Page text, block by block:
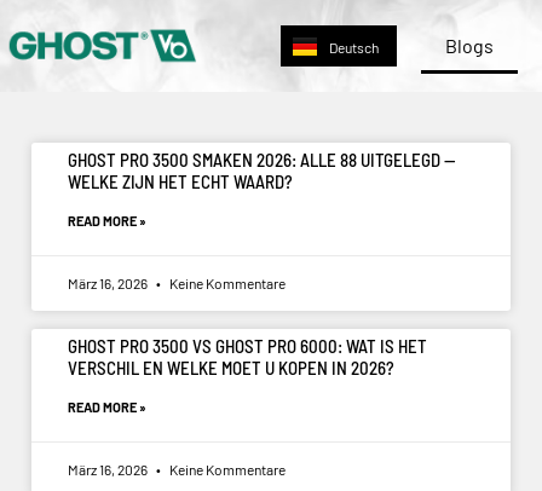
Deutsch
Nederlands Blogs
GHOST PRO 3500 SMAKEN 2026: ALLE 88 UITGELEGD —
WELKE ZIJN HET ECHT WAARD?
READ MORE »
März 16, 2026 Keine Kommentare
GHOST PRO 3500 VS GHOST PRO 6000: WAT IS HET
VERSCHIL EN WELKE MOET U KOPEN IN 2026?
READ MORE »
März 16, 2026 Keine Kommentare